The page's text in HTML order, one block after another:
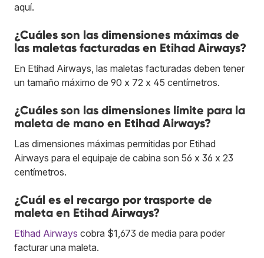
aquí.
¿Cuáles son las dimensiones máximas de
las maletas facturadas en Etihad Airways?
En Etihad Airways, las maletas facturadas deben tener
un tamaño máximo de 90 x 72 x 45 centímetros.
¿Cuáles son las dimensiones límite para la
maleta de mano en Etihad Airways?
Las dimensiones máximas permitidas por Etihad
Airways para el equipaje de cabina son 56 x 36 x 23
centímetros.
¿Cuál es el recargo por trasporte de
maleta en Etihad Airways?
Etihad Airways cobra $1,673 de media para poder
facturar una maleta.